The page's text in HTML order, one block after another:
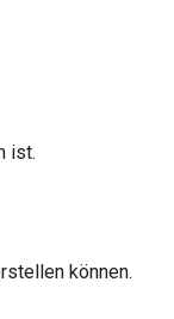
ist.
können.